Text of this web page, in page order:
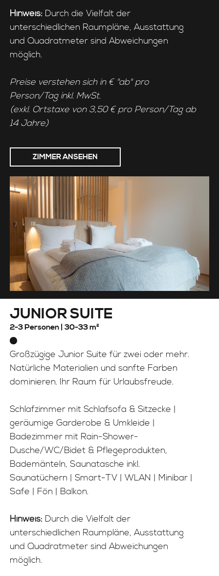
Hinweis: Durch die Vielfalt der
unterschiedlichen Raumpläne, Ausstattung
und Quadratmeter sind Abweichungen
möglich.
Preise verstehen sich in € "ab" pro
Person/Tag inkl. MwSt.
(exkl. Ortstaxe von 3,50 € pro Person/Tag ab
14 Jahre)
ZIMMER ANSEHEN
JUNIOR SUITE
2-3 Personen | 30-33 m²
Großzügige Junior Suite für zwei oder mehr.
Natürliche Materialien und sanfte Farben
dominieren. Ihr Raum für Urlaubsfreude.
Schlafzimmer mit Schlafsofa & Sitzecke |
geräumige Garderobe & Umkleide |
Badezimmer mit Rain-Shower-
Dusche/WC/Bidet & Pflegeprodukten,
Bademänteln, Saunatasche inkl.
Saunatüchern | Smart-TV | WLAN | Minibar |
Safe | Fön | Balkon.
Hinweis: Durch die Vielfalt der
unterschiedlichen Raumpläne, Ausstattung
und Quadratmeter sind Abweichungen
möglich.